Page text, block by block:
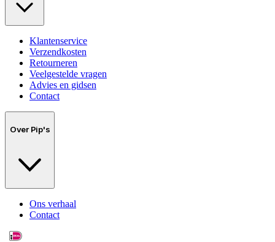
Klantenservice
Verzendkosten
Retourneren
Veelgestelde vragen
Advies en gidsen
Contact
Over Pip's
Ons verhaal
Contact